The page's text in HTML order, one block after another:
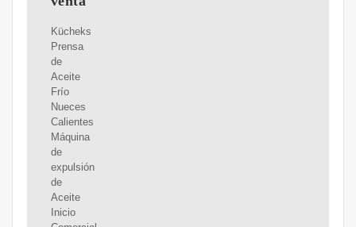
Kücheks
Prensa
de
Aceite
Frío
Nueces
Calientes
Máquina
de
expulsión
de
Aceite
Inicio